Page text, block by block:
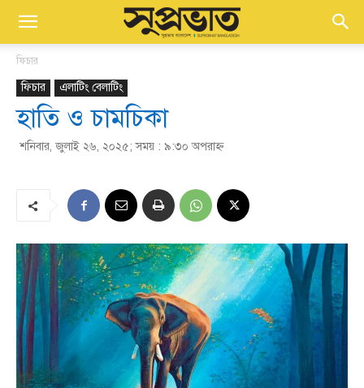
ফিচার
ফিচার এলাটিং বেলাটিং
হাতি ও চামচিকা
শনিবার, জুলাই ২৬, ২০২৫; সময় : ৯:৩০ অপরাহ্ণ